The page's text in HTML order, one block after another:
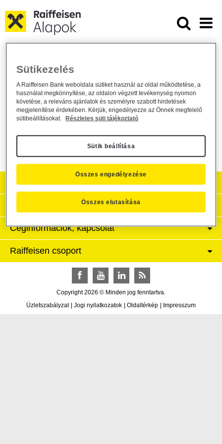
Budapest Alapkezelő Zrt.: GE Money
Fejlett Piaci Részvény Alap Kezelési
szabályzat és Tájékoztató változása
Alapkezelő közzététel / general / 2015. május 27.
Aktuális
Hasznos információk
Céginformációk, kapcsolat
Raiffeisen csoport
Copyright 2026 © Minden jog fenntartva.
FacebookYouTubeLinkedInRSS
Üzletszabályzat Jogi nyilatkozatok Oldaltérkép Impresszum
Sütikezelés
A Raiffeisen Bank weboldala sütiket használ az oldal működtetése, a
használat megkönnyítése, az oldalon végzett tevékenység nyomon
követése, a releváns ajánlatok és személyre szabott hirdetések
megjelenítése érdekében. Kérjük, engedélyezze az Önnek megfelelő
sütibeállításokat.
Részletes süti tájékoztató
Sütik beállítása
Összes elutasítása
Összes engedélyezése